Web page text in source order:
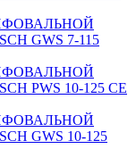
GWS 7-115
PWS 10-125 CE
GWS 10-125